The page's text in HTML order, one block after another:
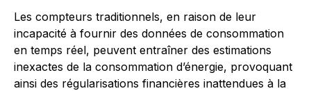
Les compteurs traditionnels, en raison de leur
incapacité à fournir des données de consommation
en temps réel, peuvent entraîner des estimations
inexactes de la consommation d’énergie, provoquant
ainsi des régularisations financières inattendues à la